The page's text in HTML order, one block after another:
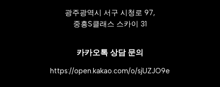
광주광역시 서구 시청로 97,
중흥S클래스 스카이 31
카카오톡 상담 문의
https://open.kakao.com/o/sjUZJO9e